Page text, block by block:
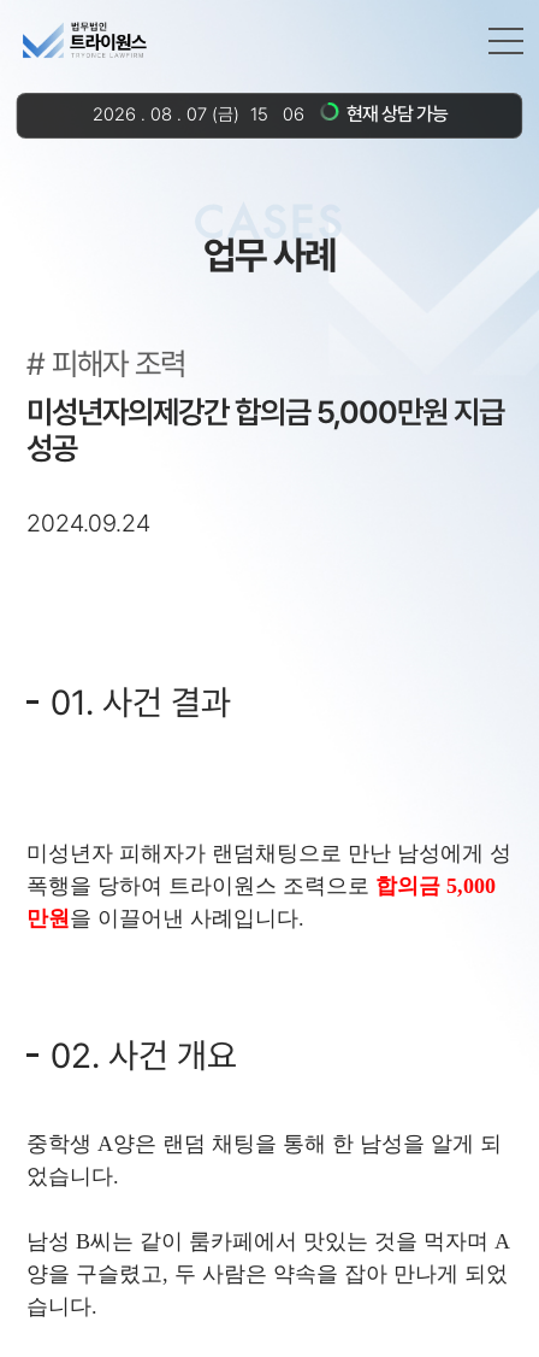
2026 . 08 . 07 (금) 15 06 현재 상담 가능
CASES
업무 사례
피해자 조력
미성년자의제강간 합의금 5,000만원 지급
성공
2024.09.24
01. 사건 결과
미성년자 피해자가 랜덤채팅으로 만난 남성에게 성
폭행을 당하여 트라이원스 조력으로 합의금 5,000
만원을 이끌어낸 사례입니다.
02. 사건 개요
중학생 A양은 랜덤 채팅을 통해 한 남성을 알게 되
었습니다.
남성 B씨는 같이 룸카페에서 맛있는 것을 먹자며 A
양을 구슬렸고, 두 사람은 약속을 잡아 만나게 되었
습니다.